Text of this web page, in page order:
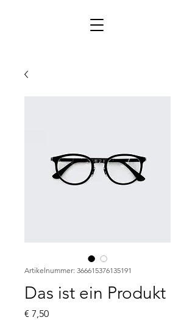
Artikelnummer: 366615376135191
Das ist ein Produkt
€ 7,50Preis